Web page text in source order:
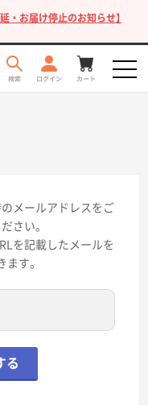
・お届け停止のお知らせ】
メールアドレスをご
さい。
を記載したメールを
ます。
る